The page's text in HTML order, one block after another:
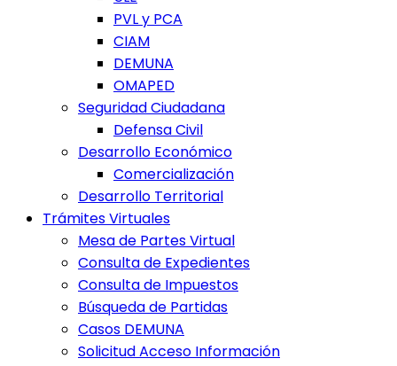
PVL y PCA
CIAM
DEMUNA
OMAPED
Seguridad Ciudadana
Defensa Civil
Desarrollo Económico
Comercialización
Desarrollo Territorial
Trámites Virtuales
Mesa de Partes Virtual
Consulta de Expedientes
Consulta de Impuestos
Búsqueda de Partidas
Casos DEMUNA
Solicitud Acceso Información